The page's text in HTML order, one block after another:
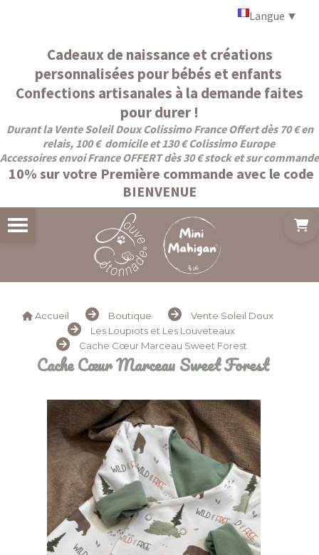
Cadeaux de naissance et créations
personnalisées pour bébés et enfants
Confections artisanales à la demande faites
pour durer !
Durant la Vente Soleil Doux Colissimo France Offert dès 70 € en
relais, 100 € domicile et 130 € Colissimo Europe
Accessoires envoi France OFFERT dès 30 € stock et sur commande
10% sur votre Première commande avec le code
BIENVENUE
Accueil Boutique
Vente Soleil Doux
Les Loupiots et Les Louveteaux
Cache Cœur Marceau Sweet Forest
Cache Cœur Marceau Sweet Forest
Langue ▼